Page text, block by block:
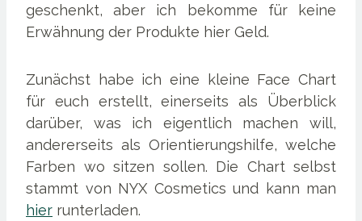
geschenkt, aber ich bekomme für keine
Erwähnung der Produkte hier Geld.
Zunächst habe ich eine kleine Face Chart
für euch erstellt, einerseits als Überblick
darüber, was ich eigentlich machen will,
andererseits als Orientierungshilfe, welche
Farben wo sitzen sollen. Die Chart selbst
stammt von NYX Cosmetics und kann man
hier runterladen.